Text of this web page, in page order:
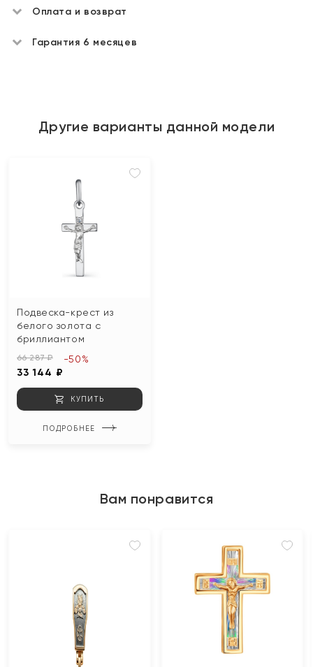
Оплата и возврат
Гарантия 6 месяцев
Другие варианты данной модели
Подвеска-крест из
белого золота с
бриллиантом
66 287 ₽
33 144 ₽
-50%
КУПИТЬ
ПОДРОБНЕЕ
Вам понравится